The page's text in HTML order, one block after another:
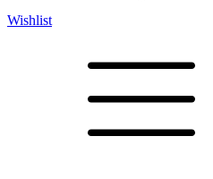
Wishlist